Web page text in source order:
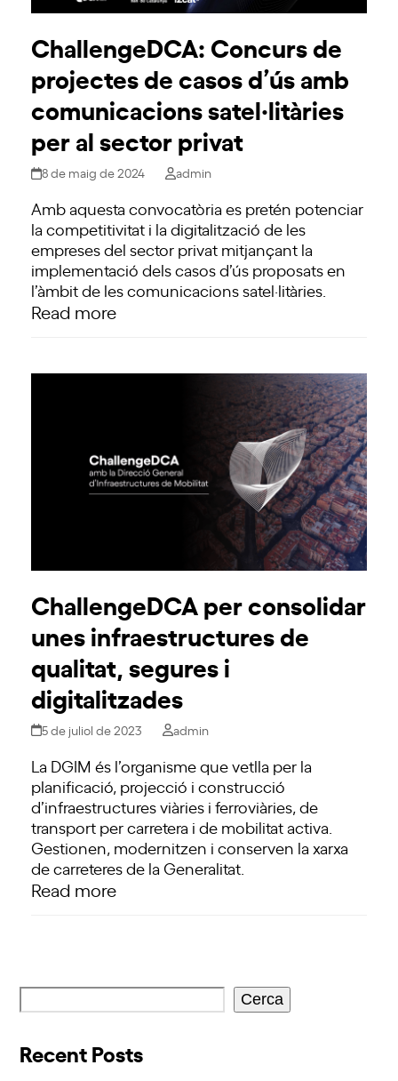
ChallengeDCA: Concurs de
projectes de casos d’ús amb
comunicacions satel·litàries
per al sector privat
8 de maig de 2024 admin
Amb aquesta convocatòria es pretén potenciar
la competitivitat i la digitalització de les
empreses del sector privat mitjançant la
implementació dels casos d’ús proposats en
l’àmbit de les comunicacions satel·litàries.
Read more
ChallengeDCA per consolidar
unes infraestructures de
qualitat, segures i
digitalitzades
5 de juliol de 2023 admin
La DGIM és l’organisme que vetlla per la
planificació, projecció i construcció
d’infraestructures viàries i ferroviàries, de
transport per carretera i de mobilitat activa.
Gestionen, modernitzen i conserven la xarxa
de carreteres de la Generalitat.
Read more
Cerca
Recent Posts